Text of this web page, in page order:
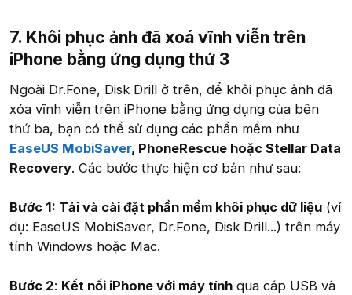
7. Khôi phục ảnh đã xoá vĩnh viễn trên
iPhone bằng ứng dụng thứ 3
Ngoài Dr.Fone, Disk Drill ở trên, để khôi phục ảnh đã
xóa vĩnh viễn trên iPhone bằng ứng dụng của bên
thứ ba, bạn có thể sử dụng các phần mềm như
EaseUS MobiSaver, PhoneRescue hoặc Stellar Data
Recovery. Các bước thực hiện cơ bản như sau:
Bước 1: Tải và cài đặt phần mềm khôi phục dữ liệu (ví
dụ: EaseUS MobiSaver, Dr.Fone, Disk Drill...) trên máy
tính Windows hoặc Mac.
Bước 2: Kết nối iPhone với máy tính qua cáp USB và